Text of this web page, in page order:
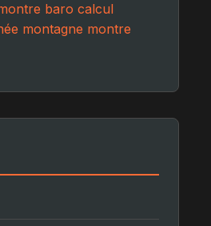
baro calcul
montagne montre